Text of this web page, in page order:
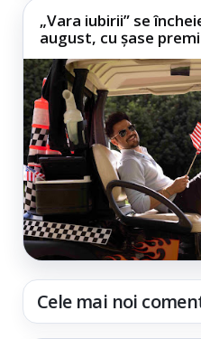
„Vara iubirii” se
august, cu șase
Cele mai noi